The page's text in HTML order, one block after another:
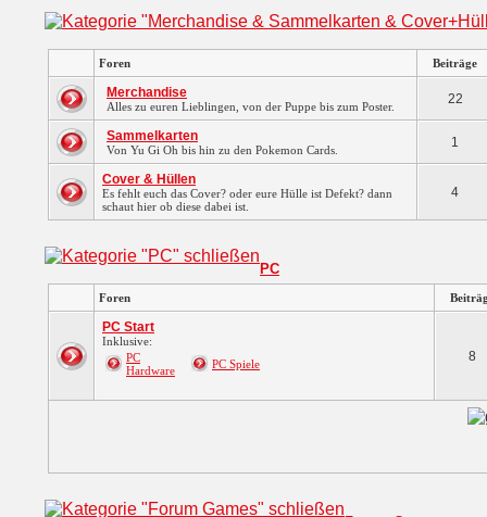
Foren Beiträge
Merchandise
Alles zu euren Lieblingen, von der Puppe bis zum Poster. 22
Sammelkarten
Von Yu Gi Oh bis hin zu den Pokemon Cards. 1
Cover & Hüllen
Es fehlt euch das Cover? oder eure Hülle ist Defekt? dann
schaut hier ob diese dabei ist.
4
PC
Foren
PC Start
Inklusive:
PC
Hardware
PC Spiele 8